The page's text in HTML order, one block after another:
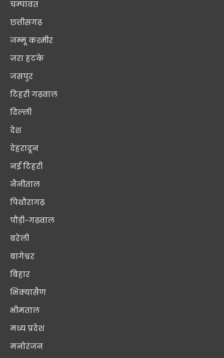
चम्पावत
छत्तीसगढ़
जम्मू कश्मीर
ज़रा हटके
जसपुर
टिहरी गढ़वाल
दिल्ली
देश
देहरादून
नई टिहरी
नैनीताल
पिथौरागढ़
पौड़ी-गढ़वाल
बरेली
बागेश्वर
बिहार
भिक्यासैण
भीमताल
मध्य प्रदेश
मनोरंजन